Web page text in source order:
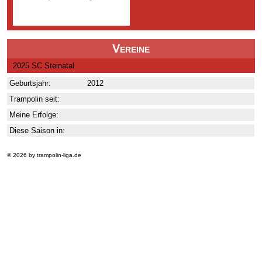
Vereine
2025 SC Steinatal
Geburtsjahr:
2012
Trampolin seit:
Meine Erfolge:
Diese Saison in:
© 2026 by trampolin-liga.de